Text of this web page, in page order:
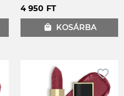
4 950 FT
local_mall KOSÁRBA
favorite_border